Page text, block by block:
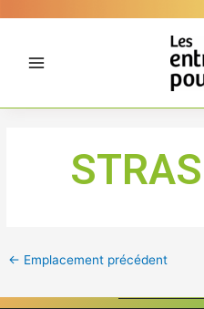
← Emplacement précédent